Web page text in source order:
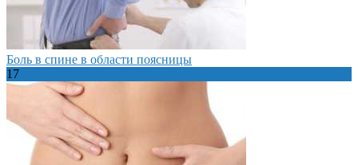
Боль в спине в области поясницы
17